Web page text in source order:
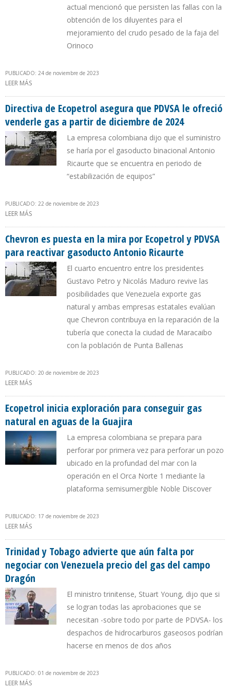
actual mencionó que persisten las fallas con la
obtención de los diluyentes para el
mejoramiento del crudo pesado de la faja del
Orinoco
PUBLICADO: 24 de noviembre de 2023
LEER MÁS
Directiva de Ecopetrol asegura que PDVSA le ofreció
venderle gas a partir de diciembre de 2024
La empresa colombiana dijo que el suministro
se haría por el gasoducto binacional Antonio
Ricaurte que se encuentra en periodo de
“estabilización de equipos”
PUBLICADO: 22 de noviembre de 2023
LEER MÁS
Chevron es puesta en la mira por Ecopetrol y PDVSA
para reactivar gasoducto Antonio Ricaurte
El cuarto encuentro entre los presidentes
Gustavo Petro y Nicolás Maduro revive las
posibilidades que Venezuela exporte gas
natural y ambas empresas estatales evalúan
que Chevron contribuya en la reparación de la
tubería que conecta la ciudad de Maracaibo
con la población de Punta Ballenas
PUBLICADO: 20 de noviembre de 2023
LEER MÁS
Ecopetrol inicia exploración para conseguir gas
natural en aguas de la Guajira
La empresa colombiana se prepara para
perforar por primera vez para perforar un pozo
ubicado en la profundad del mar con la
operación en el Orca Norte 1 mediante la
plataforma semisumergible Noble Discover
PUBLICADO: 17 de noviembre de 2023
LEER MÁS
Trinidad y Tobago advierte que aún falta por
negociar con Venezuela precio del gas del campo
Dragón
El ministro trinitense, Stuart Young, dijo que si
se logran todas las aprobaciones que se
necesitan -sobre todo por parte de PDVSA- los
despachos de hidrocarburos gaseosos podrían
hacerse en menos de dos años
PUBLICADO: 01 de noviembre de 2023
LEER MÁS